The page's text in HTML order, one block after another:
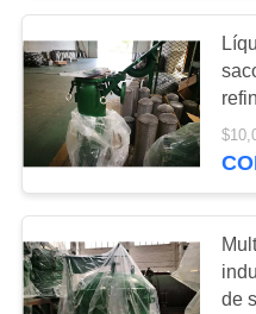
CONTROLE
DE
QUALIDADE
CONTACTE-
NOS
NOTÍCIAS
Leite e
de creme
de